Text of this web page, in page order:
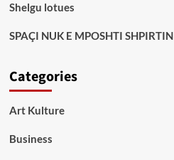
Shelgu lotues
SPAÇI NUK E MPOSHTI SHPIRTIN
Categories
Art Kulture
Business